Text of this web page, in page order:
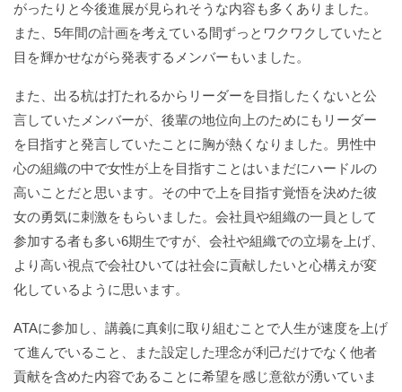
がったりと今後進展が見られそうな内容も多くありました。
また、5年間の計画を考えている間ずっとワクワクしていたと
目を輝かせながら発表するメンバーもいました。
また、出る杭は打たれるからリーダーを目指したくないと公
言していたメンバーが、後輩の地位向上のためにもリーダー
を目指すと発言していたことに胸が熱くなりました。男性中
心の組織の中で女性が上を目指すことはいまだにハードルの
高いことだと思います。その中で上を目指す覚悟を決めた彼
女の勇気に刺激をもらいました。会社員や組織の一員として
参加する者も多い6期生ですが、会社や組織での立場を上げ、
より高い視点で会社ひいては社会に貢献したいと心構えが変
化しているように思います。
ATAに参加し、講義に真剣に取り組むことで人生が速度を上げ
て進んでいること、また設定した理念が利己だけでなく他者
貢献を含めた内容であることに希望を感じ意欲が湧いていま